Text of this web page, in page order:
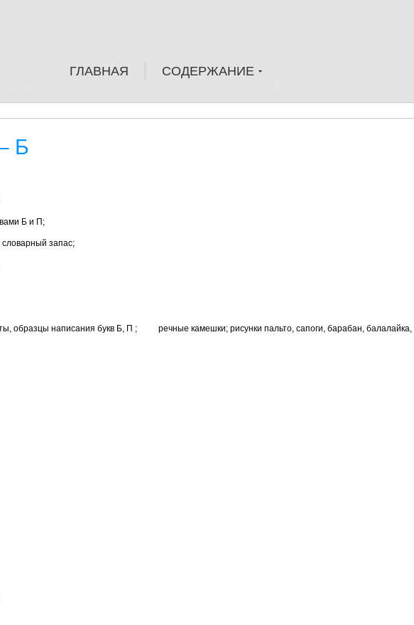
ГЛАВНАЯ СОДЕРЖАНИЕ
Б
Б и П;
запас;
образцы написания букв Б, П ; речные камешки; рисунки пальто, сапоги, барабан, балалайка,